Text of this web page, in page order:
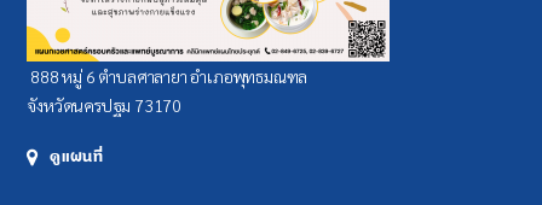
888 หมู่ 6 ตำบลศาลายา อำเภอพุทธมณฑล
จังหวัดนครปฐม 73170
ดูแผนที่